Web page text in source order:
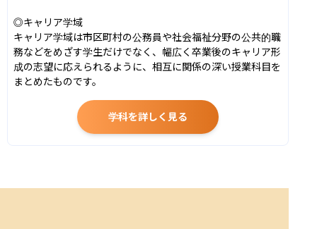
◎キャリア学域
キャリア学域は市区町村の公務員や社会福祉分野の公共的職
務などをめざす学生だけでなく、幅広く卒業後のキャリア形
成の志望に応えられるように、相互に関係の深い授業科目を
まとめたものです。
学科を詳しく見る